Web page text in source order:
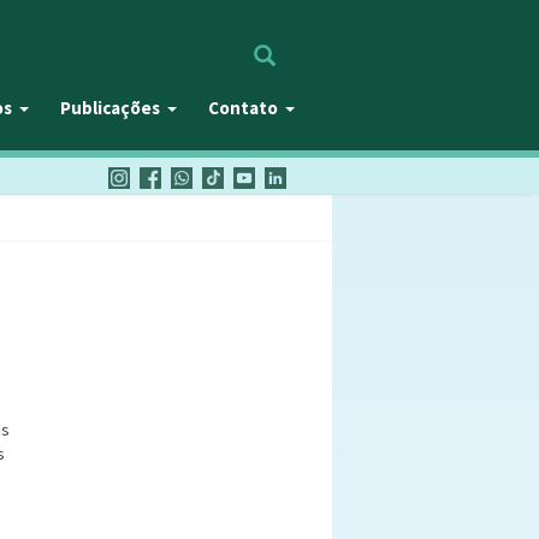
Publicações Contato